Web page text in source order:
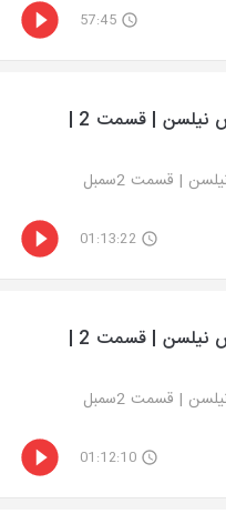
57:45
اپیزود 16 | دنیس نیلسن | قسمت 2 |
اپیزود 16 | دنیس نیلسن | قسمت 2سمبل
01:13:22
اپیزود 16 | دنیس نیلسن | قسمت 2 |
اپیزود 16 | دنیس نیلسن | قسمت 2سمبل
01:12:10